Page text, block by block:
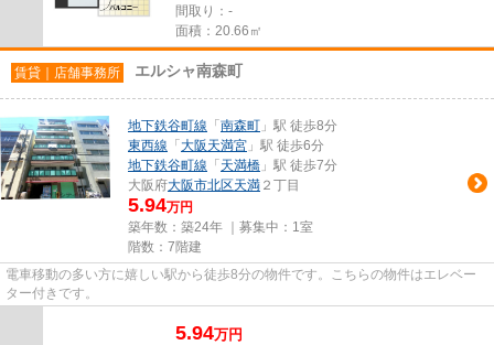
間取り：-
面積：20.66㎡
賃貸｜店舗事務所 エルシャ南森町
地下鉄谷町線 「 南森町 」駅 徒歩8分
東西線 「 大阪天満宮 」駅 徒歩6分
地下鉄谷町線 「 天満橋 」駅 徒歩7分
大阪府大阪市北区天満 ２丁目
5.94万円
築年数：築24年 ｜募集中： 1室
階数：7階建
電車移動の多い方に嬉しい駅から徒歩8分の物件です。こちらの物件はエレベー
ター付きです。
5.94万円